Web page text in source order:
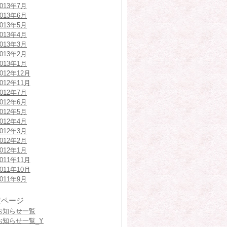
年7月
年6月
年5月
年4月
年3月
年2月
年1月
年12月
年11月
年7月
年6月
年5月
年4月
年3月
年2月
年1月
年11月
年10月
年9月
ージ
知らせ一覧
知らせ一覧_Y